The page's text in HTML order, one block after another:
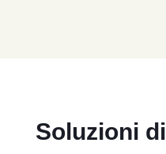
Soluzioni di